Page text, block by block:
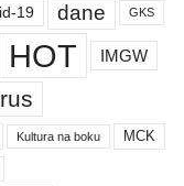
19 dane GKS
HOT IMGW
Kultura na boku MCK